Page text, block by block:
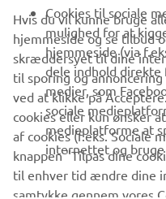
arrangementer, nye
Læs vores privatlivspolitik for
personlige data:
Denmark (Danish)
Cookies til sociale
mulighed for at
hjemmeside (via
dele indhold direkte
medier, som
sociale
medieplatforme at
internettet og
Hvis du vil kunne bruge
hjemmeside og se tilbud
skræddersyet til dine
til sporing og
ved at klikke på
cookies eller kun ønsker
af cookies (f.eks. Sociale
knappen "Tilpas dine
til enhver tid ændre dine
samtykke gennem vores